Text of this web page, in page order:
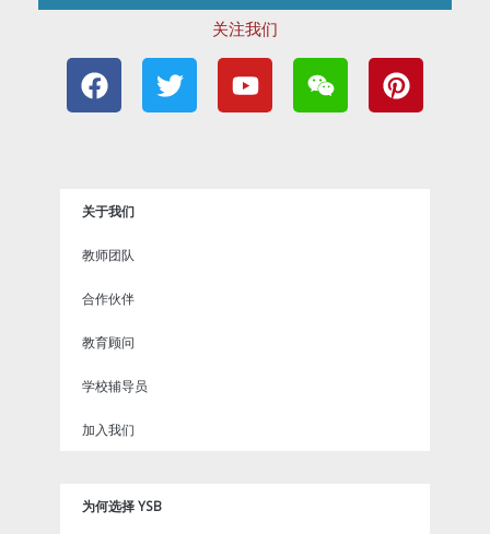
关注我们
F
a
c
o
k
T
w
i
Y
o
u
W
e
i
P
i
n
关于我们
教师团队
合作伙伴
教育顾问
学校辅导员
加入我们
为何选择 YSB